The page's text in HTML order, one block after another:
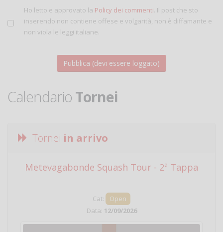
Ho letto e approvato la Policy dei commenti. Il post che sto
inserendo non contiene offese e volgarità, non è diffamante e
non viola le leggi italiane.
Calendario Tornei
Tornei in arrivo
Metevagabonde Squash Tour - 2ª Tappa
Cat:
Open
Data: 12/09/2026